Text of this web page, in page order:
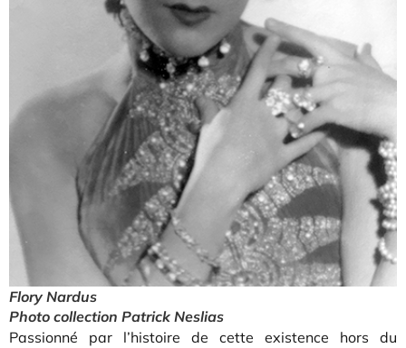
Flory Nardus
Photo collection Patrick Neslias
Passionné par l’histoire de cette existence hors du